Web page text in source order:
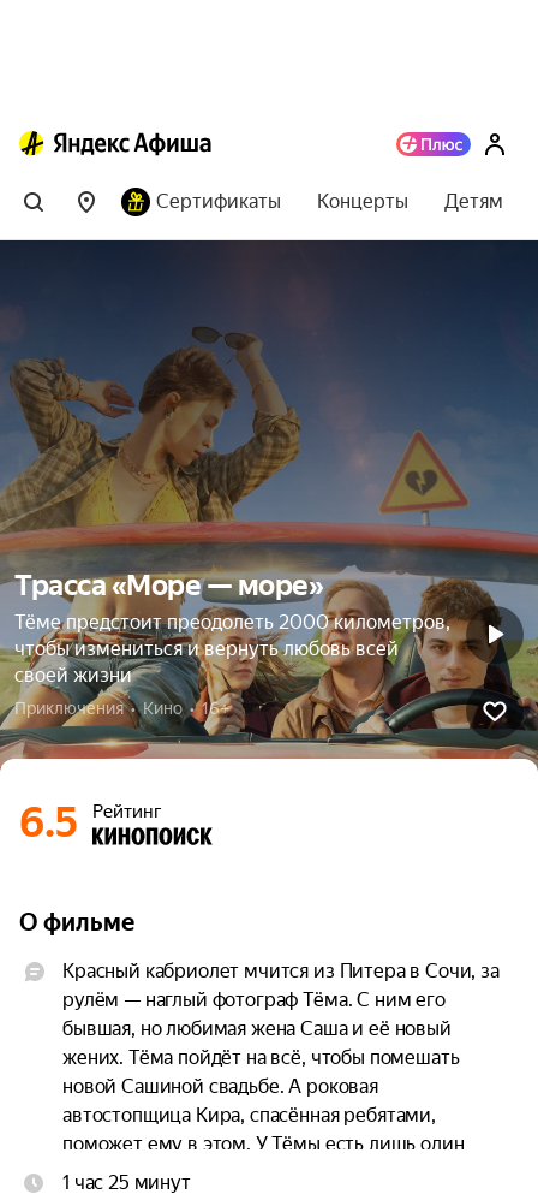
Сертификаты Концерты Детям
Трасса «Море — море»
Тёме предстоит преодолеть 2000 километров,
чтобы измениться и вернуть любовь всей
своей жизни
Приключения  •  Кино  •  16+
6.5 Рейтинг
О фильме
Красный кабриолет мчится из Питера в Сочи, за
рулём — наглый фотограф Тёма. С ним его
бывшая, но любимая жена Саша и её новый
жених. Тёма пойдёт на всё, чтобы помешать
новой Сашиной свадьбе. А роковая
автостопщица Кира, спасённая ребятами,
поможет ему в этом. У Тёмы есть лишь один
путь через всю страну, чтобы измениться и
1 час 25 минут